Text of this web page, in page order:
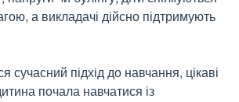
а викладачі дійсно підтримують
сучасний підхід до навчання, цікаві
почала навчатися із